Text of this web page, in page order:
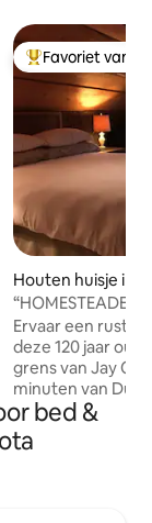
van
Topfavoriet van
Favoriet van
Houten huisje in
“HOMESTEADER
Duluth, MN)
Ervaar een
deze 120 jaar
grens van Jay
minuten van
door natuur en
comfort van een
korte wandeling
bed &